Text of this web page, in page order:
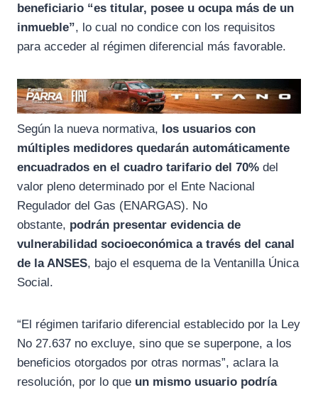
beneficiario “es titular, posee u ocupa más de un
inmueble”, lo cual no condice con los requisitos
para acceder al régimen diferencial más favorable.
Según la nueva normativa, los usuarios con
múltiples medidores quedarán automáticamente
encuadrados en el cuadro tarifario del 70% del
valor pleno determinado por el Ente Nacional
Regulador del Gas (ENARGAS). No
obstante, podrán presentar evidencia de
vulnerabilidad socioeconómica a través del canal
de la ANSES, bajo el esquema de la Ventanilla Única
Social.
“El régimen tarifario diferencial establecido por la Ley
No 27.637 no excluye, sino que se superpone, a los
beneficios otorgados por otras normas”, aclara la
resolución, por lo que un mismo usuario podría